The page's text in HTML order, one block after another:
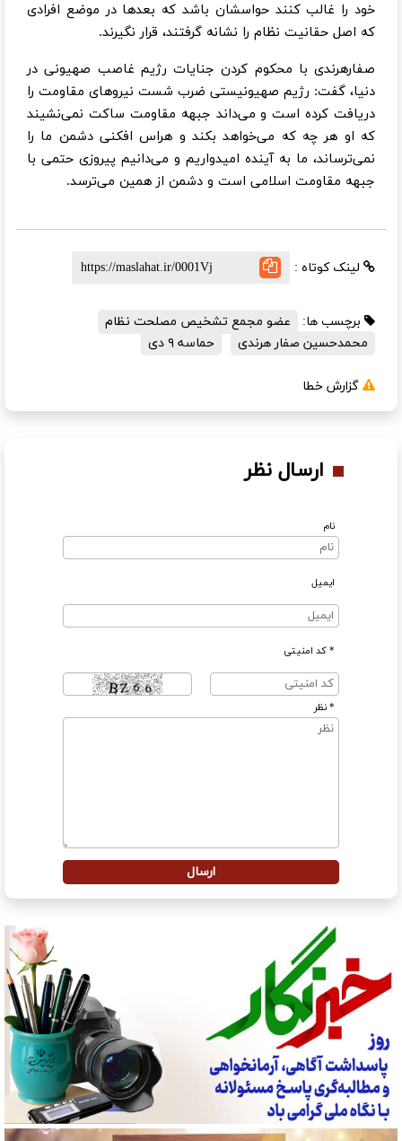
خود را غالب کنند حواسشان باشد که بعدها در موضع افرادی
که اصل حقانیت نظام را نشانه گرفتند، قرار نگیرند.
صفارهرندی با محکوم کردن جنایات رژیم غاصب صهیونی در
دنیا، گفت: رژیم صهیونیستی ضرب شست نیروهای مقاومت را
دریافت کرده است و می‌داند جبهه مقاومت ساکت نمی‌نشیند
که او هر چه که می‌خواهد بکند و هراس افکنی دشمن ما را
نمی‌ترساند، ما به آینده امیدواریم و می‌دانیم پیروزی حتمی با
جبهه مقاومت اسلامی است و دشمن از همین می‌ترسد.
لینک کوتاه :
برچسب ها:
عضو مجمع تشخیص مصلحت نظام
محمدحسین صفار هرندی
حماسه ۹ دی
گزارش خطا
ارسال نظر
نام
ایمیل
* کد امنیتی
* نظر